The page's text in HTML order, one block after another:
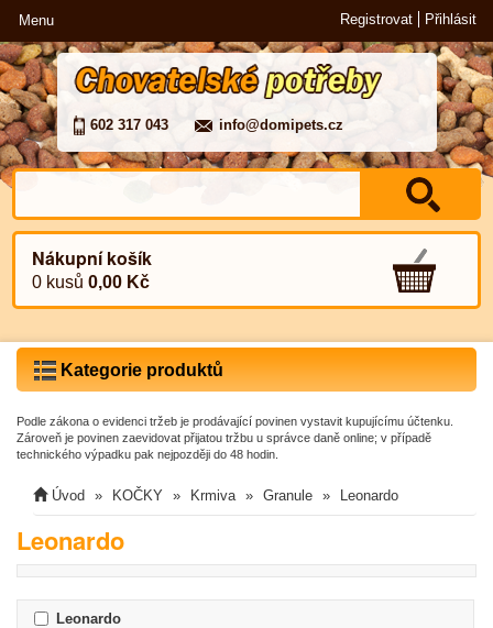
Menu Registrovat Přihlásit
602 317 043 info@domipets.cz
Nákupní košík
0 kusů0,00 Kč
Kategorie produktů
Podle zákona o evidenci tržeb je prodávající povinen vystavit kupujícímu účtenku.
Zároveň je povinen zaevidovat přijatou tržbu u správce daně online; v případě
technického výpadku pak nejpozději do 48 hodin.
Úvod KOČKY Krmiva Granule Leonardo
Leonardo
Leonardo